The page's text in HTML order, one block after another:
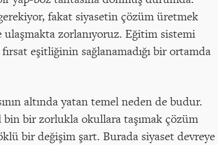
fakat siyasetin çözüm üretmek
zorlanıyoruz. Eğitim sistemi
eşitliğinin sağlanamadığı bir ortamda
altında yatan temel neden de budur.
bir zorlukla okullara taşımak çözüm
bir değişim şart. Burada siyaset devreye